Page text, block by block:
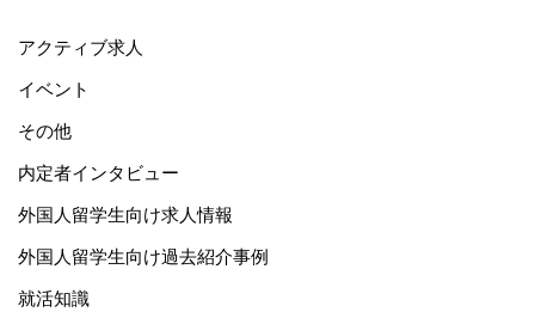
アクティブ求人
イベント
その他
内定者インタビュー
外国人留学生向け求人情報
外国人留学生向け過去紹介事例
就活知識